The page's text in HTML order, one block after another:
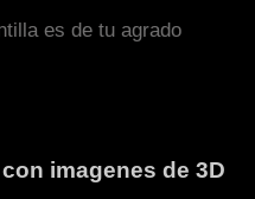
es de tu agrado
imagenes de 3D